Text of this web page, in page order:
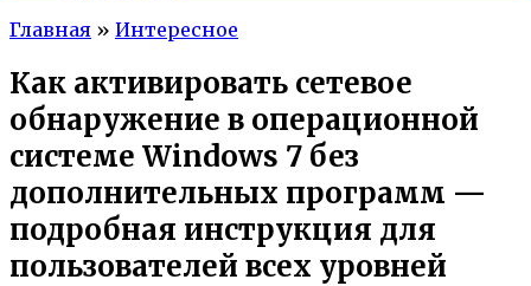
Главная » Интересное
Как активировать сетевое
обнаружение в операционной
системе Windows 7 без
дополнительных программ —
подробная инструкция для
пользователей всех уровней